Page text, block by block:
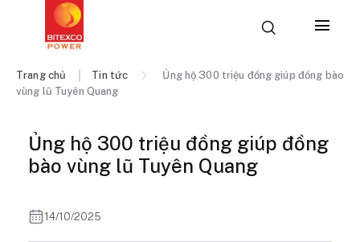
Trang chủ Tin tức
Ủng hộ 300 triệu đồng giúp đồng bào
vùng lũ Tuyên Quang
Ủng hộ 300 triệu đồng giúp đồng
bào vùng lũ Tuyên Quang
14/10/2025